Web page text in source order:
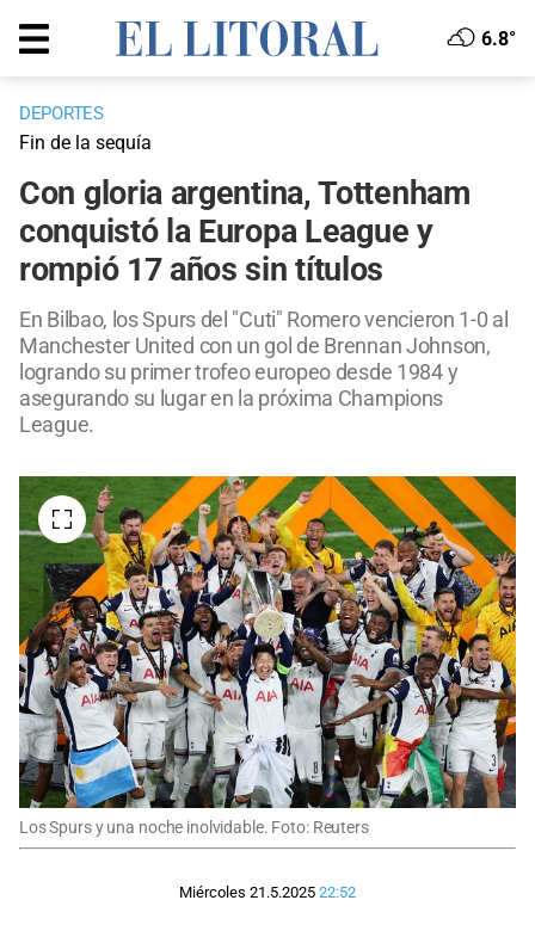
6.8°
DEPORTES
Fin de la sequía
Con gloria argentina, Tottenham
conquistó la Europa League y
rompió 17 años sin títulos
En Bilbao, los Spurs del "Cuti" Romero vencieron 1-0 al
Manchester United con un gol de Brennan Johnson,
logrando su primer trofeo europeo desde 1984 y
asegurando su lugar en la próxima Champions
League.
Los Spurs y una noche inolvidable. Foto: Reuters
Miércoles 21.5.2025 22:52